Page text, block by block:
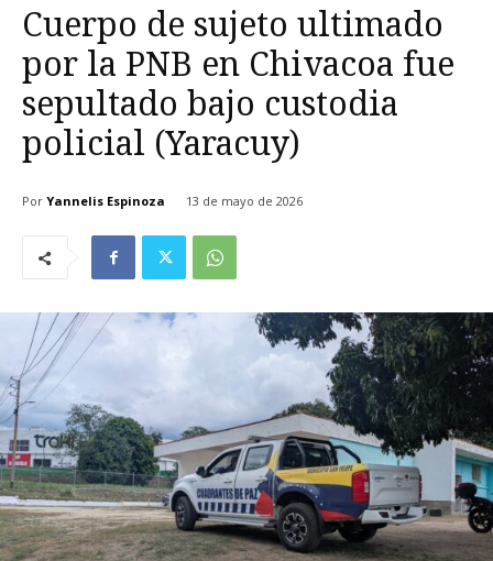
Cuerpo de sujeto ultimado
por la PNB en Chivacoa fue
sepultado bajo custodia
policial (Yaracuy)
Por Yannelis Espinoza 13 de mayo de 2026